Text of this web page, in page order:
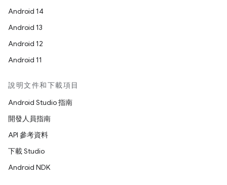
Android 14
Android 13
Android 12
Android 11
說明文件和下載項目
Android Studio 指南
開發人員指南
API 參考資料
下載 Studio
Android NDK